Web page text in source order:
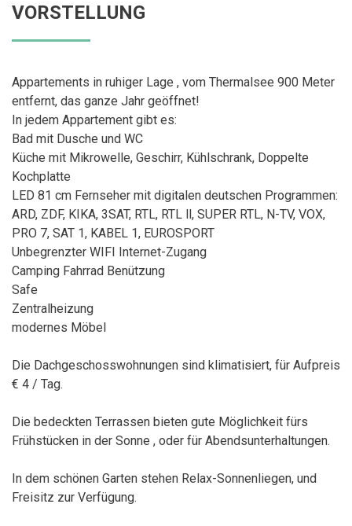
VORSTELLUNG
Appartements in ruhiger Lage , vom Thermalsee 900 Meter
entfernt, das ganze Jahr geöffnet!
In jedem Appartement gibt es:
Bad mit Dusche und WC
Küche mit Mikrowelle, Geschirr, Kühlschrank, Doppelte
Kochplatte
LED 81 cm Fernseher mit digitalen deutschen Programmen:
ARD, ZDF, KIKA, 3SAT, RTL, RTL ll, SUPER RTL, N-TV, VOX,
PRO 7, SAT 1, KABEL 1, EUROSPORT
Unbegrenzter WIFI Internet-Zugang
Camping Fahrrad Benützung
Safe
Zentralheizung
modernes Möbel
Die Dachgeschosswohnungen sind klimatisiert, für Aufpreis
€ 4 / Tag.
Die bedeckten Terrassen bieten gute Möglichkeit fürs
Frühstücken in der Sonne , oder für Abendsunterhaltungen.
In dem schönen Garten stehen Relax-Sonnenliegen, und
Freisitz zur Verfügung.